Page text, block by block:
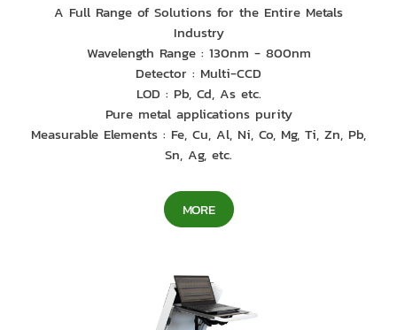
A Full Range of Solutions for the Entire Metals
Industry
Wavelength Range : 130nm - 800nm
Detector : Multi-CCD
LOD : Pb, Cd, As etc.
Pure metal applications purity
Measurable Elements : Fe, Cu, Al, Ni, Co, Mg, Ti, Zn, Pb,
Sn, Ag, etc.
MORE